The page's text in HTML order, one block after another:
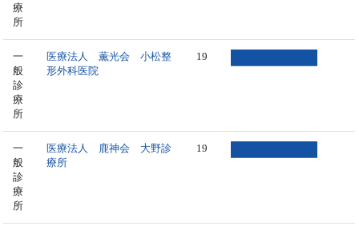
療
所
一
般
診
療
所
医療法人 薫光会 小松整
形外科医院
19
一
般
診
療
所
医療法人 鹿神会 大野診
療所
19